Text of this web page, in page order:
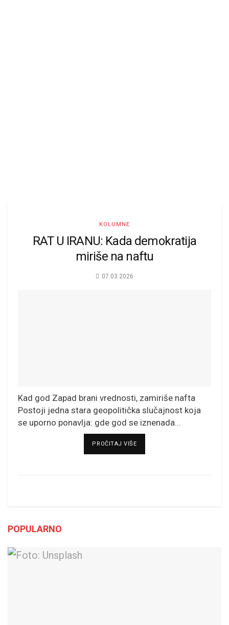
KOLUMNE
RAT U IRANU: Kada demokratija
miriše na naftu
07.03.2026
Kad god Zapad brani vrednosti, zamiriše nafta
Postoji jedna stara geopolitička slučajnost koja
se uporno ponavlja: gde god se iznenada...
PROČITAJ VIŠEDETAILS
POPULARNO